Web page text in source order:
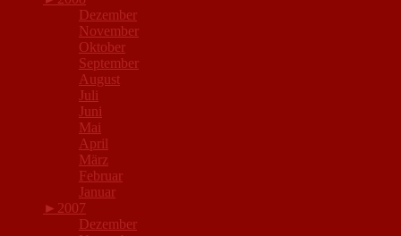
Dezember
November
Oktober
September
August
Juli
Juni
Mai
April
März
Februar
Januar
► 2007
Dezember